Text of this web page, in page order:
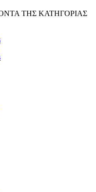
ΤΗΣ ΚΑΤΗΓΟΡΙΑΣ